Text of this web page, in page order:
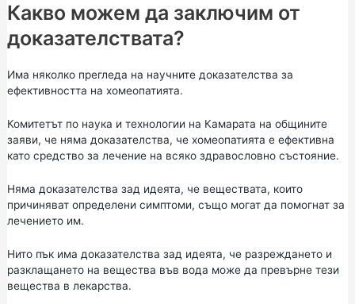
Какво можем да заключим от
доказателствата?
Има няколко прегледа на научните доказателства за
ефективността на хомеопатията.
Комитетът по наука и технологии на Камарата на общините
заяви, че няма доказателства, че хомеопатията е ефективна
като средство за лечение на всяко здравословно състояние.
Няма доказателства зад идеята, че веществата, които
причиняват определени симптоми, също могат да помогнат за
лечението им.
Нито пък има доказателства зад идеята, че разреждането и
разклащането на вещества във вода може да превърне тези
вещества в лекарства.